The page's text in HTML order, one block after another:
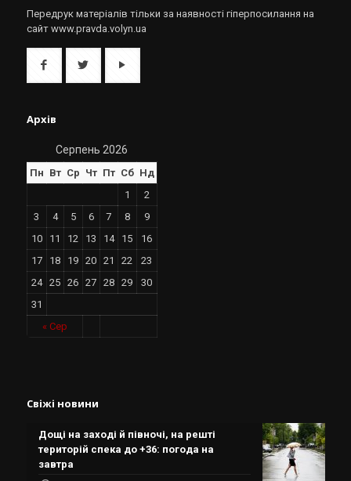
Передрук матеріалів тільки за наявності гіперпосилання на
сайт www.pravda.volyn.ua
Архів
Серпень 2026
Пн Вт Ср Чт Пт Сб Нд
« Сер
1
2
3
4 5 6 7 8
9
10
11 12 13 14 15
16
17
18 19 20 21 22
23
24
25 26 27 28 29
30
31
Свіжі новини
Дощі на заході й півночі, на решті
територій спека до +36: погода на
завтра